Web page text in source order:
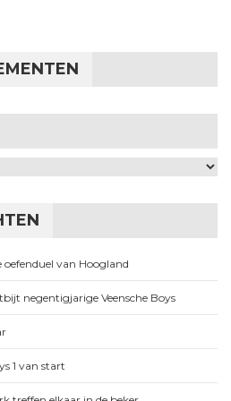
oefenduel van Hoogland
negentigjarige Veensche Boys
1 van start